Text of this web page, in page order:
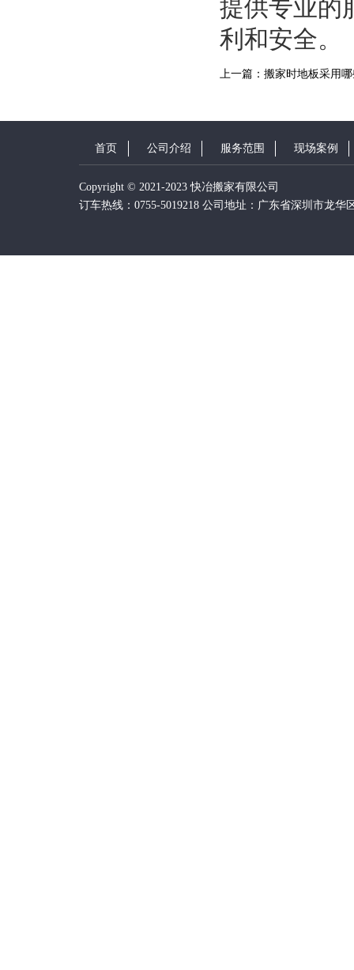
提供专业的
利和安全。
上一篇：搬家时地板采用
首页 公司介绍 服务范围 现场案例
Copyright © 2021-2023 快冶搬家有限公司
订车热线：0755-5019218 公司地址：广东省深圳市龙华